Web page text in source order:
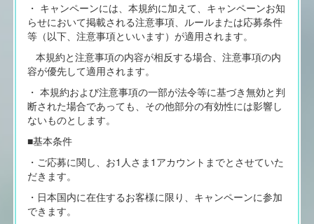
・ キャンペーンには、本規約に加えて、キャンペーンお知
らせにおいて掲載される注意事項、ルールまたは応募条件
等（以下、注意事項といいます）が適用されます。
本規約と注意事項の内容が相反する場合、注意事項の内
容が優先して適用されます。
・ 本規約および注意事項の一部が法令等に基づき無効と判
断された場合であっても、その他部分の有効性には影響し
ないものとします。
■基本条件
・ご応募に関し、お1人さま1アカウントまでとさせていた
だきます。
・日本国内に在住するお客様に限り、キャンペーンに参加
できます。